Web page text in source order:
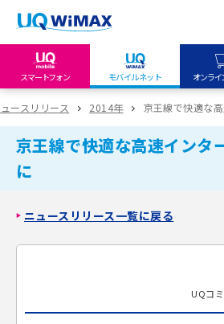
スマートフォン モバイルネット オンラ
my UQ WiMAX
UQ WiMAX ご契約の方
My UQ mobile
UQ mobile
UQ mobile
オンラインショップ
UQ WiMAX
UQ mobile
販売店舗
UQ WiMAX
ースリリース 2014年 京王線で快適な
京王線で快適な高速インタ
に
ニュースリリース一覧に戻る
UQコ